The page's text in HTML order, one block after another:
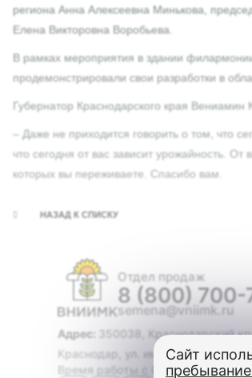
региона Анна Алексеевна Минькова,
Елена Викторовна Воробьева.
В рамках мероприятия в здании
продемонстрировали свои разработки в
Губернатор Краснодарского края
– Даже не приходится говорить о том, что
что сегодня от вас зависит урожайность.
которых вы переживаете. Спасибо вам.
НАЗАД К СПИСКУ
Отдел продаж
8 (800)
semena@vniimk.ru
Адрес: 350038, Краснодарский
Краснодар, ул. им. Филатова, дом
Время работы с 08:00 до 17:00
Сайт